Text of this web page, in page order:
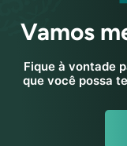
Vamos
Fique à vontade
que você possa